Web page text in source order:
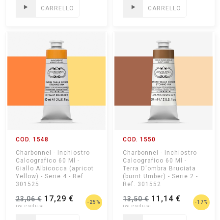
CARRELLO CARRELLO
COD. 1548
Charbonnel - Inchiostro
Calcografico 60 Ml -
Giallo Albicocca (apricot
Yellow) - Serie 4 - Ref.
301525
23,06 €17,29 € -25%
COD. 1550
Charbonnel - Inchiostro
Calcografico 60 Ml -
Terra D'ombra Bruciata
(burnt Umber) - Serie 2 -
Ref. 301552
13,50 € 11,14 € -17%